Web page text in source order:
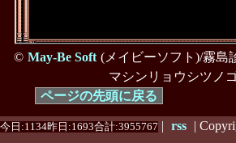
© May-Be Soft (メイビーソフト)/霧島
マシンリョウシツノ
ページの先頭に戻る
今日:1134昨日:1693合計:3955767 | rss |